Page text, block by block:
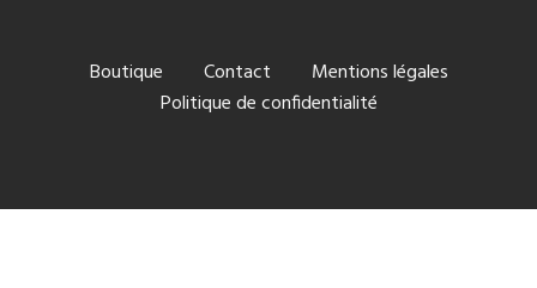
Boutique Contact
Mentions légales
Politique de confidentialité